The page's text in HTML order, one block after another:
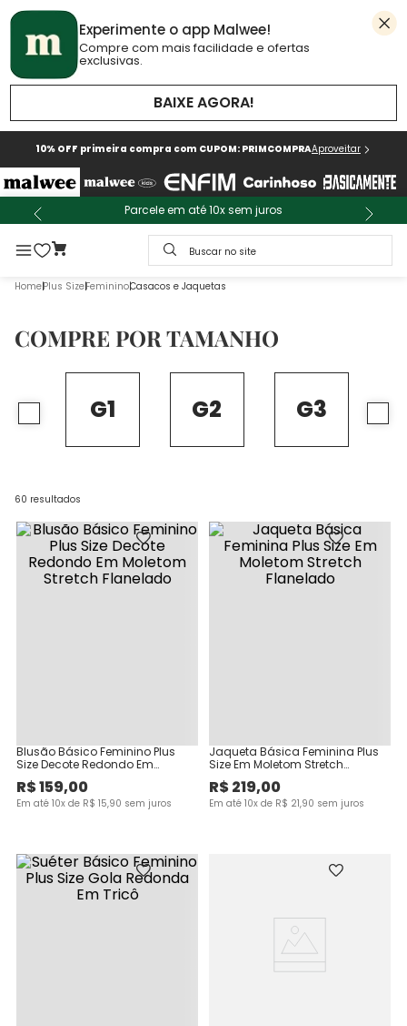
Experimente o app Malwee!
Compre com mais facilidade e ofertas
exclusivas.
BAIXE AGORA!
10% OFF primeira compra com CUPOM: PRIMCOMPRAAproveitar
Parcele em até 10x sem juros
Buscar no site
Plus SizeFemininoCasacos e Jaquetas
COMPRE POR TAMANHO
G1 G2 G3
60 resultados
Blusão Básico Feminino Plus
Size Decote Redondo Em
Moletom Stretch Flanelado
R$159,00
Em até 10x de R$ 15,90 sem juros
Jaqueta Básica Feminina Plus
Size Em Moletom Stretch
Flanelado
R$219,00
Em até 10x de R$ 21,90 sem juros